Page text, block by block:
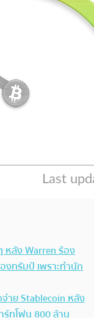
หลัง Warren ร้อง
งทรัมป์ เพราะทำนัก
าย Stablecoin หลัง
ร์ทโฟน 800 ล้าน